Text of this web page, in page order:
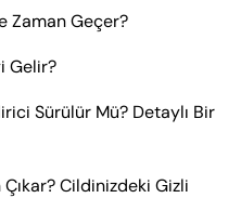
Zaman Geçer?
Gelir?
Sürülür Mü? Detaylı Bir
Cildinizdeki Gizli